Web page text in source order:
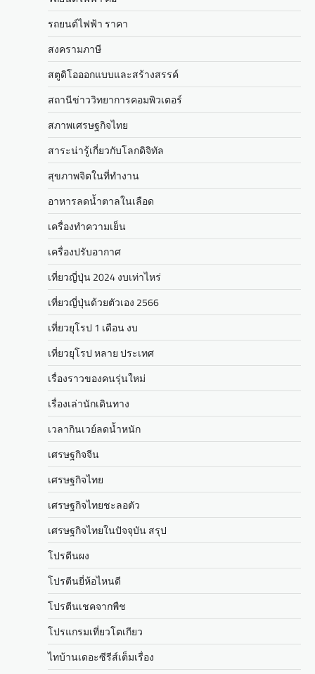
รถยนต์ไฟฟ้า ราคา
สงครามภาษี
สตูดิโอออกแบบและสร้างสรรค์
สถานีข่าววิทยาการคอมพิวเตอร์
สภาพเศรษฐกิจไทย
สาระน่ารู้เกี่ยวกับโลกดิจิทัล
สุขภาพจิตในที่ทำงาน
อาหารลดน้ำตาลในเลือด
เครื่องทำความเย็น
เครื่องปรับอากาศ
เที่ยวญี่ปุ่น 2024 งบเท่าไหร่
เที่ยวญี่ปุ่นด้วยตัวเอง 2566
เที่ยวยุโรป 1 เดือน งบ
เที่ยวยุโรป หลาย ประเทศ
เรื่องราวของคนรุ่นใหม่
เรื่องเล่านักเดินทาง
เวลากินเวย์ลดน้ำหนัก
เศรษฐกิจจีน
เศรษฐกิจไทย
เศรษฐกิจไทยชะลอตัว
เศรษฐกิจไทยในปัจจุบัน สรุป
โปรตีนผง
โปรตีนยี่ห้อไหนดี
โปรตีนเชคจากพืช
โปรแกรมเที่ยวโตเกียว
ไทบ้านเดอะซีรีส์เต็มเรื่อง